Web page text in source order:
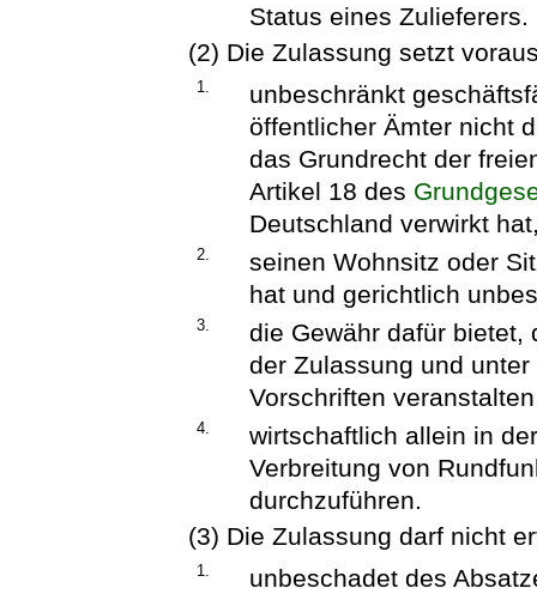
Status eines Zulieferers.
(2) Die Zulassung setzt
1.
unbeschränkt
öffentlicher Ämter nicht
das Grundrecht der
Artikel 18 des
Deutschlandverwirkt
2.
seinen Wohnsitz oder
hat und gerichtlich
3.
die Gewähr dafür bietet,
der Zulassung und
Vorschriften
4.
wirtschaftlich allein in
Verbreitung von
durchzuführen.
(3) Die Zulassung darf nicht
1.
unbeschadet des